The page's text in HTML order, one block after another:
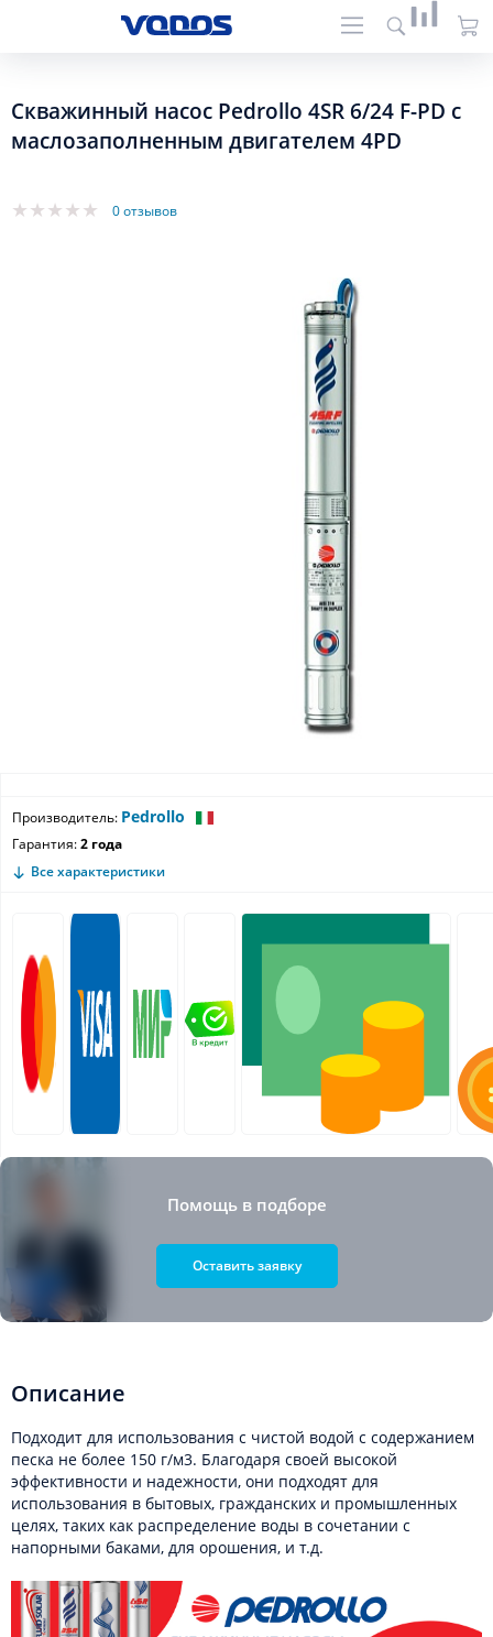
Скважинный насос Pedrollo 4SR 6/24 F-PD с
маслозаполненным двигателем 4PD
0 отзывов
Производитель: Pedrollo
Гарантия:2 года
Все характеристики
Помощь в подборе
Оставить заявку
Описание
Подходит для использования с чистой водой с содержанием
песка не более 150 г/м3. Благодаря своей высокой
эффективности и надежности, они подходят для
использования в бытовых, гражданских и промышленных
целях, таких как распределение воды в сочетании с
напорными баками, для орошения, и т.д.